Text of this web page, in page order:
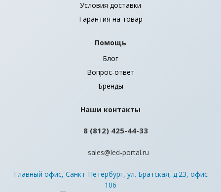
Условия доставки
Гарантия на товар
Помощь
Блог
Вопрос-ответ
Бренды
Наши контакты
8 (812) 425-44-33
sales@led-portal.ru
Главный офис, Санкт-Петербург, ул. Братская, д.23, офис
106